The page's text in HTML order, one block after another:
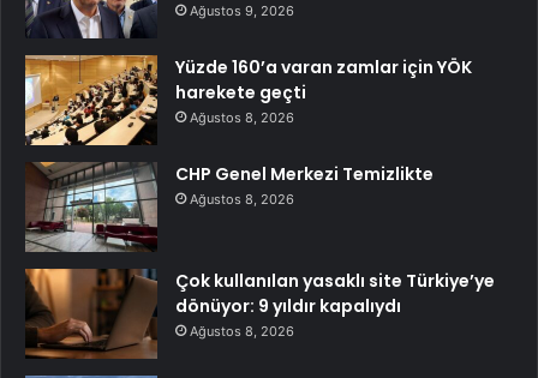
Ağustos 9, 2026
Yüzde 160’a varan zamlar için YÖK
harekete geçti
Ağustos 8, 2026
CHP Genel Merkezi Temizlikte
Ağustos 8, 2026
Çok kullanılan yasaklı site Türkiye’ye
dönüyor: 9 yıldır kapalıydı
Ağustos 8, 2026